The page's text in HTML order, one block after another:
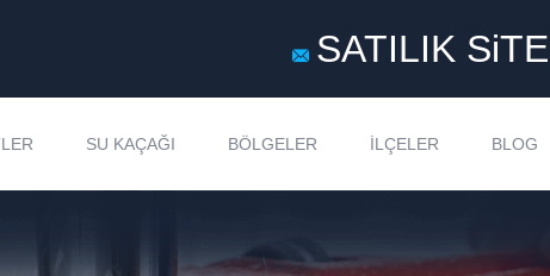
SATILIK SiTE
SU KAÇAĞI BÖLGELER İLÇELER BLOG